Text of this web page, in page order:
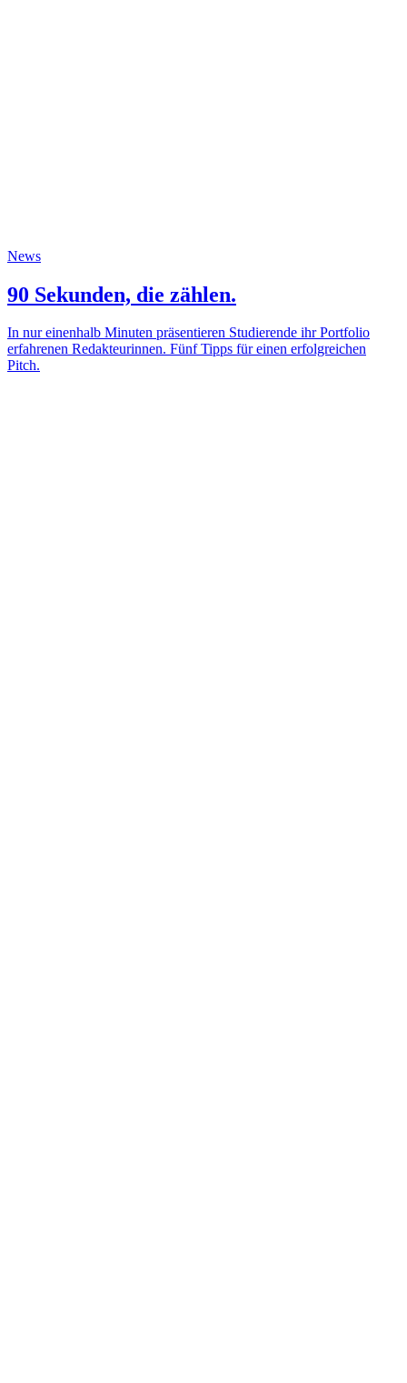
News
90 Sekunden, die zählen.
In nur einenhalb Minuten präsentieren Studierende ihr Portfolio
erfahrenen Redakteurinnen. Fünf Tipps für einen erfolgreichen
Pitch.